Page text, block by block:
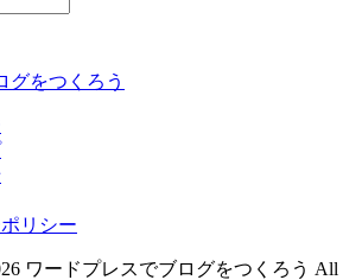
グをつくろう
リシー
ワードプレスでブログをつくろう All